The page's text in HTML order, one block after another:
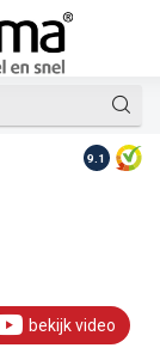
Op
9.1
bekijk video